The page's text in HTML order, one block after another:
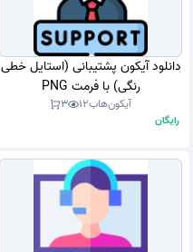
دانلود آیکون پشتیبانی (استایل خطی
رنگی) با فرمت PNG
آیکون‌هاب12
3
رایگان